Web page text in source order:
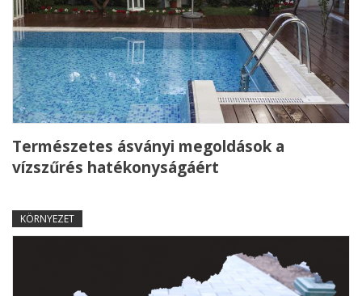
Természetes ásványi megoldások a
vízszűrés hatékonyságáért
KÖRNYEZET